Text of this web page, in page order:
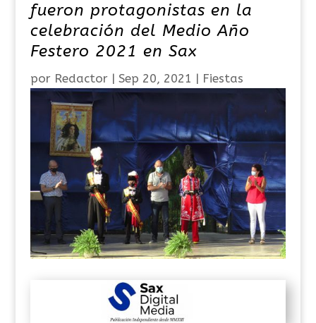
fueron protagonistas en la
celebración del Medio Año
Festero 2021 en Sax
por Redactor| Sep 20, 2021 | Fiestas